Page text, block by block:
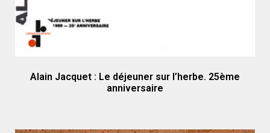
Alain Jacquet : Le déjeuner sur l’herbe. 25ème
anniversaire